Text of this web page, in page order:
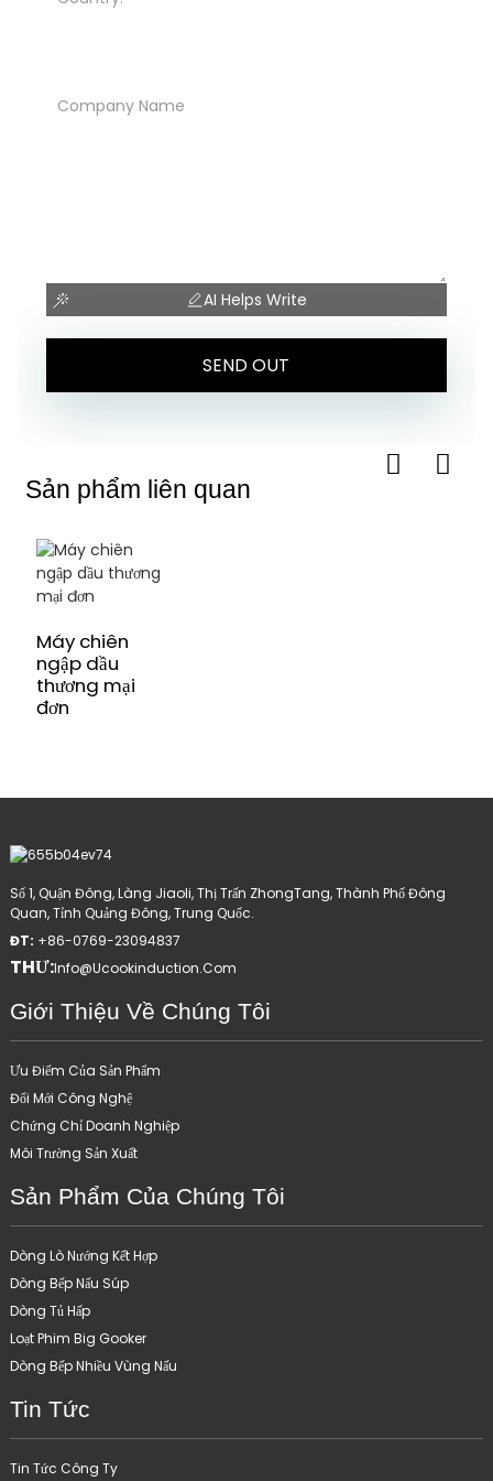
AI Helps Write
SEND OUT
Sản phẩm liên quan
Máy chiên
ngập dầu
thương mại
đơn
Số 1, Quận Đông, Làng Jiaoli, Thị Trấn ZhongTang, Thành Phố Đông
Quan, Tỉnh Quảng Đông, Trung Quốc.
ĐT: +86-0769-23094837
THƯ:Info@ucookinduction.com
Giới Thiệu Về Chúng Tôi
Ưu Điểm Của Sản Phẩm
Đổi Mới Công Nghệ
Chứng Chỉ Doanh Nghiệp
Môi Trường Sản Xuất
Sản Phẩm Của Chúng Tôi
Dòng Lò Nướng Kết Hợp
Dòng Bếp Nấu Súp
Dòng Tủ Hấp
Loạt Phim Big Gooker
Dòng Bếp Nhiều Vùng Nấu
Tin Tức
Tin Tức Công Ty